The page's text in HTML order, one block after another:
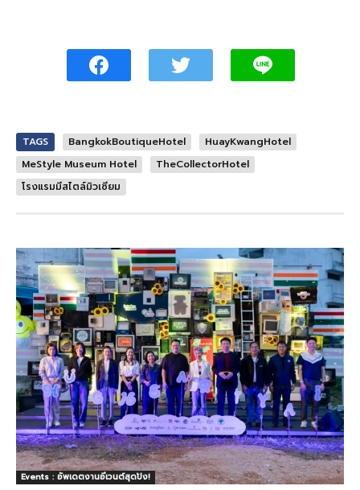
TAGS BangkokBoutiqueHotel
HuayKwangHotel
MeStyle Museum Hotel
TheCollectorHotel
โรงแรมมีสไตล์มิวเซียม
Events : อัพเดตงานอีเวนต์สุดปัง!